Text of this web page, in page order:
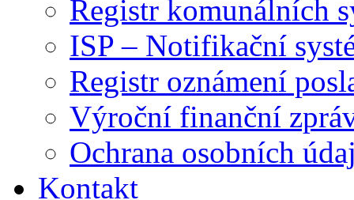
Registr komunálních
ISP – Notifikační
Registr oznámení
Výroční finanční
Ochrana osobních
Kontakt